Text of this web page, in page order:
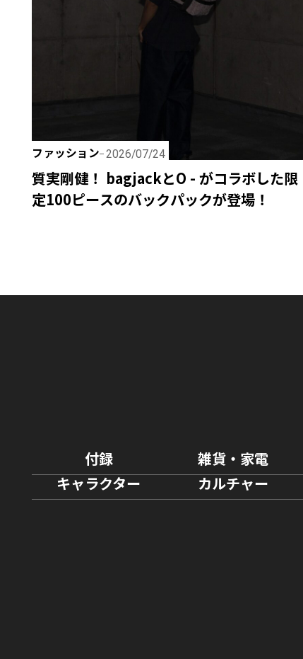
ファッション 2026/07/24
質実剛健！ bagjackとO - がコラボした限
定100ピースのバックパックが登場！
付録 雑貨・家電
キャラクター
カルチャー